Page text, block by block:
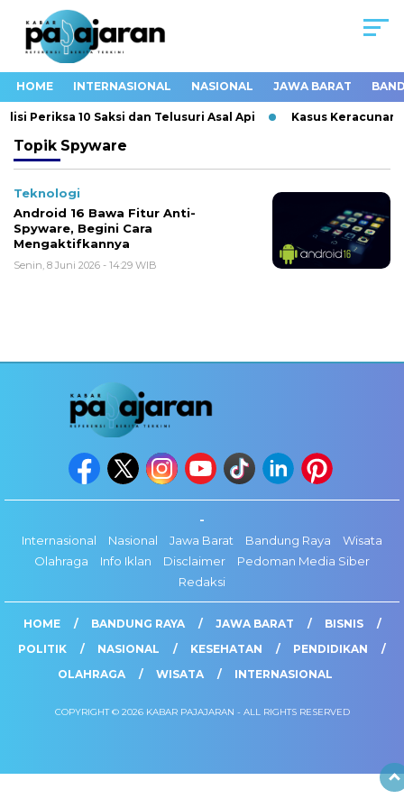
HOME INTERNASIONAL NASIONAL JAWA BARAT
Periksa 10 Saksi dan Telusuri Asal Api Kasus Keracunan
Topik Spyware
Teknologi
Android 16 Bawa Fitur Anti-
Spyware, Begini Cara
Mengaktifkannya
Senin, 8 Juni 2026 - 14:29 WIB
-
Internasional
Nasional Jawa Barat Bandung Raya
Wisata
Olahraga
Info Iklan Disclaimer
Pedoman Media Siber
Redaksi
HOME BANDUNG RAYA JAWA BARAT
BISNIS
POLITIK
NASIONAL KESEHATAN
PENDIDIKAN
OLAHRAGA
WISATA INTERNASIONAL
COPYRIGHT © 2026 KABAR PAJAJARAN - ALL RIGHTS RESERVED